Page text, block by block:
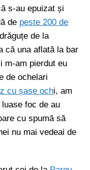
s-au epuizat și
de peste 200 de
de la
că una aflată la bar
m-am pierdut eu
de ochelari
cu șase ochi, am
foc de au
cu spumă să
nu mai vedeai de